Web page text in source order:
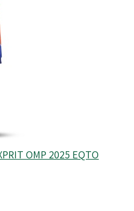
OMP 2025 EQTO